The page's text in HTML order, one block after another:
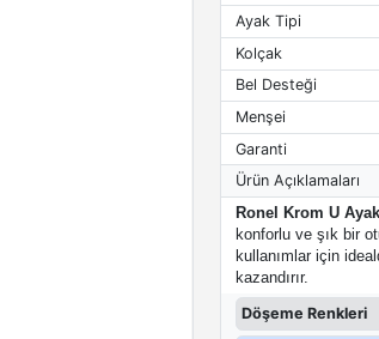
Ayak Tipi
Kolçak
Bel Desteği
Menşei
Garanti
Ürün Açıklamaları
Ronel Krom U
konforlu ve şık bir
kullanımlar için
kazandırır.
Döşeme Renkleri